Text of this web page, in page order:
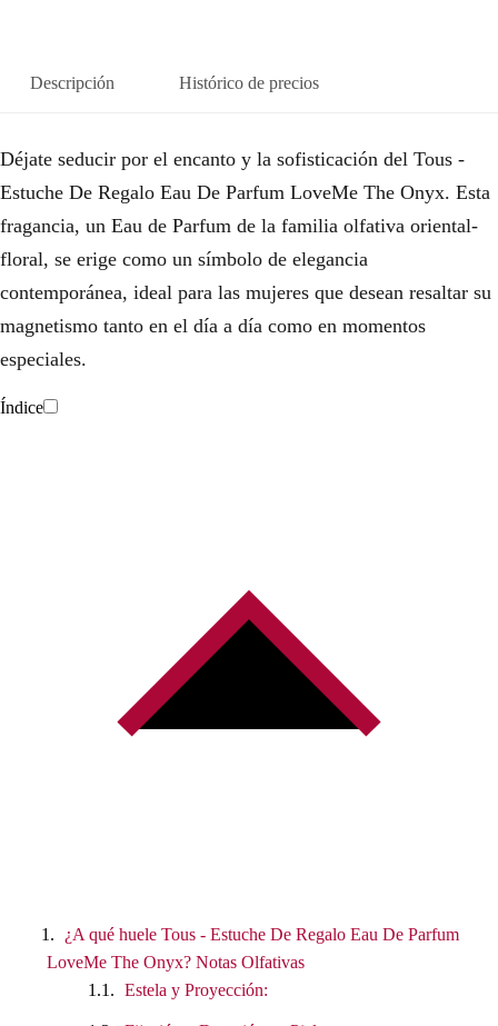
Descripción Histórico de precios
Déjate seducir por el encanto y la sofisticación del Tous -
Estuche De Regalo Eau De Parfum LoveMe The Onyx. Esta
fragancia, un Eau de Parfum de la familia olfativa oriental-
floral, se erige como un símbolo de elegancia
contemporánea, ideal para las mujeres que desean resaltar su
magnetismo tanto en el día a día como en momentos
especiales.
Índice
¿A qué huele Tous - Estuche De Regalo Eau De Parfum
LoveMe The Onyx? Notas Olfativas
Estela y Proyección: